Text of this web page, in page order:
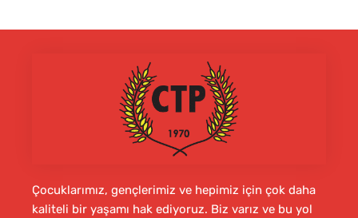
Çocuklarımız, gençlerimiz ve hepimiz için çok daha
kaliteli bir yaşamı hak ediyoruz. Biz varız ve bu yol